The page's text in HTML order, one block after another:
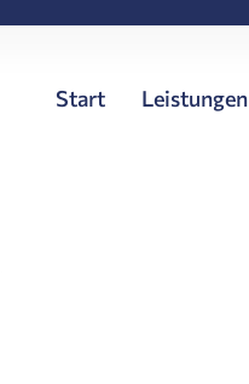
Start Leistungen